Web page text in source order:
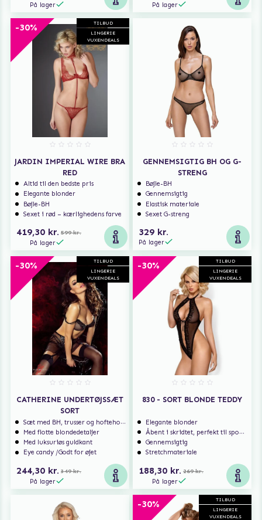
På lager På lager
TILBUD
LINGERIE
VUXENDEALS
-30%
JARDIN IMPERIAL WIRE BRA
RED
Altid til den bedste pris
Elegante blonder
Bøjle-BH
Sexet i rød – kærlighedens farve
419,30 kr. 599 kr.
På lager
GENNEMSIGTIG BH OG G-
STRENG
Bøjle-BH
Gennemsigtig
Elastisk materiale
Sexet G-streng
329 kr.
På lager
TILBUD
LINGERIE
VUXENDEALS
-30%
CATHERINE UNDERTØJSSÆT
SORT
Sæt med BH, trusser og hofteholder
Med flotte blondedetaljer
Med luksuriøs guldkant
Eye candy /Godt for øjet
244,30 kr. 349 kr.
På lager
TILBUD
LINGERIE
VUXENDEALS
-30%
830 - SORT BLONDE TEDDY
Elegante blonder
Åbent i skridtet, perfekt til spontan sex
Gennemsigtig
Stretchmateriale
188,30 kr. 269 kr.
På lager
TILBUD
LINGERIE
VUXENDEALS
-30%